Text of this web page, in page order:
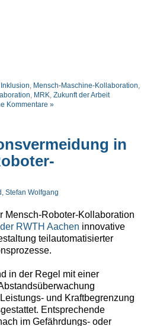
Inklusion, Mensch-Maschine-Kollaboration,
, MRK, Zukunft der Arbeit
Kommentare »
in
Stefan Wolfgang
Mensch-Roboter-Kollaboration
der RWTH Aachen innovative
teilautomatisierter
in der Regel mit einer
und Kraftbegrenzung
Entsprechende
im Gefährdungs- oder